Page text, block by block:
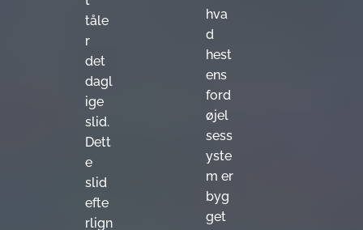
tåle
r
det
dagl
ige
slid.
Dett
e
slid
efte
rlign
hva
d
hest
ens
ford
øjel
sess
yste
m er
byg
get